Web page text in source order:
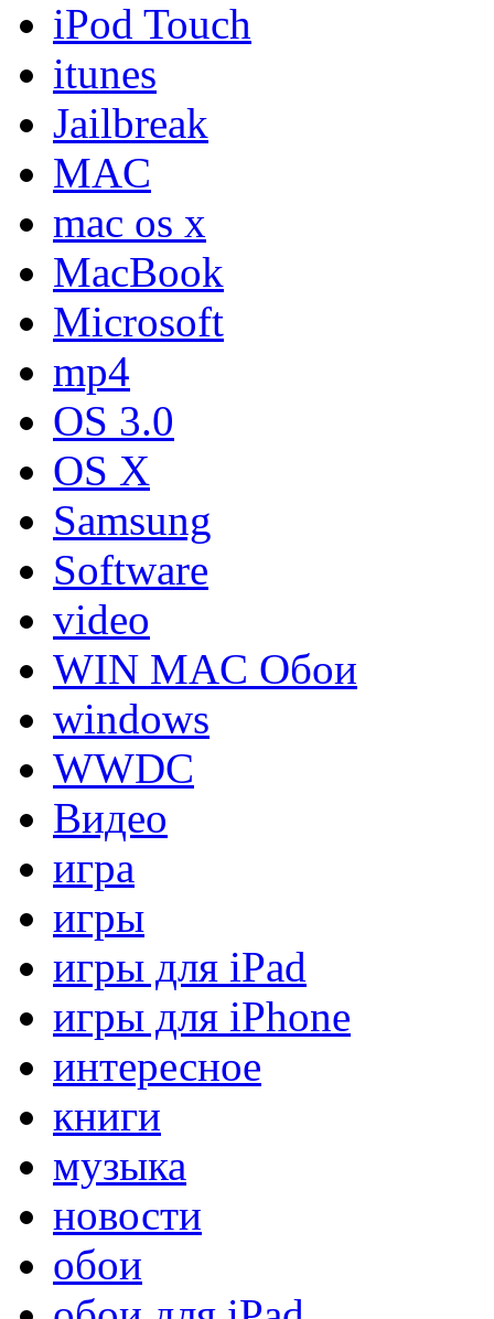
iPod Touch
itunes
Jailbreak
MAC
mac os x
MacBook
Microsoft
mp4
OS 3.0
OS X
Samsung
Software
video
WIN MAC Обои
windows
WWDC
Видео
игра
игры
игры для iPad
игры для iPhone
интересное
книги
музыка
новости
обои